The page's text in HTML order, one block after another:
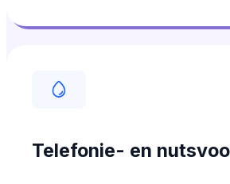
Telefonie- en